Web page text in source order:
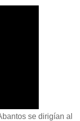
se dirigían al